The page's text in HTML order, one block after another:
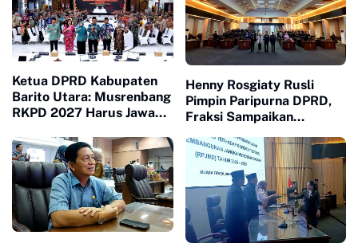
Ketua DPRD Kabupaten
Barito Utara: Musrenbang
RKPD 2027 Harus Jawab
Henny Rosgiaty Rusli
Pimpin Paripurna DPRD,
Fraksi Sampaikan
2025–2029